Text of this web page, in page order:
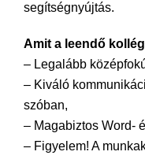
segítségnyújtás.
Amit a leendő
– Legalább
– Kiváló
szóban,
– Magabiztos Word-
– Figyelem! A